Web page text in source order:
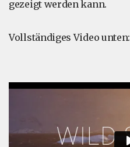
gezeigt werden kann.
Vollständiges Video unten: